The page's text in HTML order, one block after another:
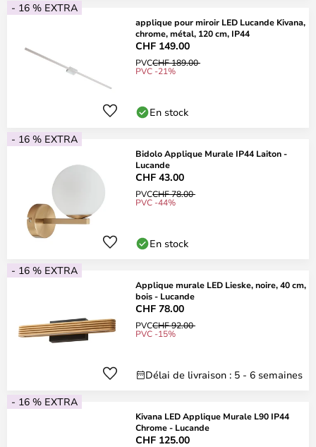
- 16 % EXTRA
applique pour miroir LED Lucande Kivana,
chrome, métal, 120 cm, IP44
CHF 149.00
PVCCHF 189.00
PVC -21%
En stock
- 16 % EXTRA
Bidolo Applique Murale IP44 Laiton -
Lucande
CHF 43.00
PVCCHF 78.00
PVC -44%
En stock
- 16 % EXTRA
Applique murale LED Lieske, noire, 40 cm,
bois - Lucande
CHF 78.00
PVCCHF 92.00
PVC -15%
Délai de livraison : 5 - 6 semaines
- 16 % EXTRA
Kivana LED Applique Murale L90 IP44
Chrome - Lucande
CHF 125.00